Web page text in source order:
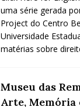
uma série gerada
Project do Centro
Universidade
matérias sobre
Museu das
Arte, Memória